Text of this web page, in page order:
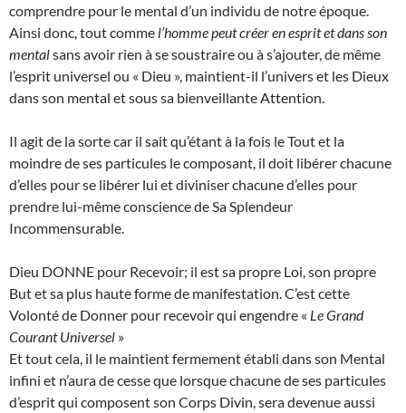
comprendre pour le mental d’un individu de notre époque.
Ainsi donc, tout comme l’homme peut créer en esprit et dans son
mentalsans avoir rien à se soustraire ou à s’ajouter, de même
l’esprit universel ou « Dieu », maintient-il l’univers et les Dieux
dans son mental et sous sa bienveillante Attention.
Il agit de la sorte car il sait qu’étant à la fois le Tout et la
moindre de ses particules le composant, il doit libérer chacune
d’elles pour se libérer lui et diviniser chacune d’elles pour
prendre lui-même conscience de Sa Splendeur
Incommensurable.
Dieu DONNE pour Recevoir; il est sa propre Loi, son propre
But et sa plus haute forme de manifestation. C’est cette
Volonté de Donner pour recevoir qui engendre « Le Grand
Courant Universel »
Et tout cela, il le maintient fermement établi dans son Mental
infini et n’aura de cesse que lorsque chacune de ses particules
d’esprit qui composent son Corps Divin, sera devenue aussi